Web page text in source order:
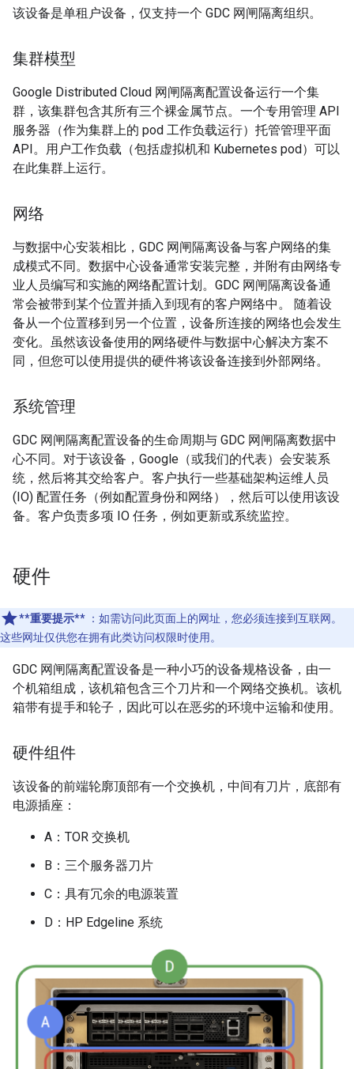
该设备是单租户设备，仅支持一个 GDC 网闸隔离组织。
集群模型
Google Distributed Cloud 网闸隔离配置设备运行一个集
群，该集群包含其所有三个裸金属节点。一个专用管理 API
服务器（作为集群上的 pod 工作负载运行）托管管理平面
API。用户工作负载（包括虚拟机和 Kubernetes pod）可以
在此集群上运行。
网络
与数据中心安装相比，GDC 网闸隔离设备与客户网络的集
成模式不同。数据中心设备通常安装完整，并附有由网络专
业人员编写和实施的网络配置计划。GDC 网闸隔离设备通
常会被带到某个位置并插入到现有的客户网络中。 随着设
备从一个位置移到另一个位置，设备所连接的网络也会发生
变化。虽然该设备使用的网络硬件与数据中心解决方案不
同，但您可以使用提供的硬件将该设备连接到外部网络。
系统管理
GDC 网闸隔离配置设备的生命周期与 GDC 网闸隔离数据中
心不同。对于该设备，Google（或我们的代表）会安装系
统，然后将其交给客户。客户执行一些基础架构运维人员
(IO) 配置任务（例如配置身份和网络），然后可以使用该设
备。客户负责多项 IO 任务，例如更新或系统监控。
硬件
**重要提示** ：如需访问此页面上的网址，您必须连接到互联网。
这些网址仅供您在拥有此类访问权限时使用。
GDC 网闸隔离配置设备是一种小巧的设备规格设备，由一
个机箱组成，该机箱包含三个刀片和一个网络交换机。该机
箱带有提手和轮子，因此可以在恶劣的环境中运输和使用。
硬件组件
该设备的前端轮廓顶部有一个交换机，中间有刀片，底部有
电源插座：
A：TOR 交换机
B：三个服务器刀片
C：具有冗余的电源装置
D：HP Edgeline 系统